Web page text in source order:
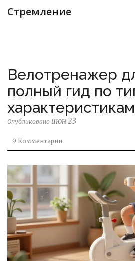
Стремление
Велотренажер
полный гид по
Опубликовано июн 23
9 Комментарии